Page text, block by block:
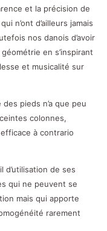
et la précision de
n’ont d’ailleurs jamais
nos danois d’avoir
en s’inspirant
et musicalité sur
pieds n’a que peu
colonnes,
à contrario
d’utilisation de ses
qui ne peuvent se
mais qui apporte
rarement